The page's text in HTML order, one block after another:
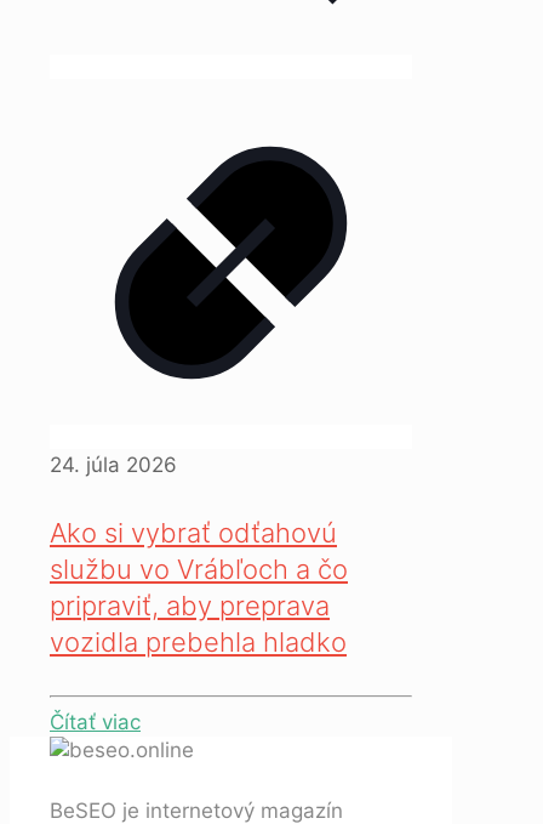
24. júla 2026
Ako si vybrať odťahovú
službu vo Vrábľoch a čo
pripraviť, aby preprava
vozidla prebehla hladko
Čítať viac
BeSEO je internetový magazín